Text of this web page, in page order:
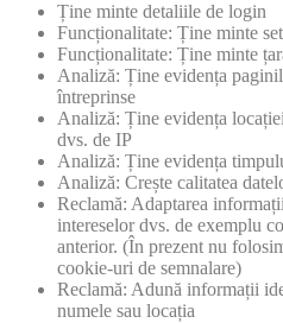
Ține minte detaliile de login
Funcționalitate: Ține minte
Funcționalitate: Ține minte
Analiză: Ține evidența
întreprinse
Analiză: Ține evidența
dvs. de IP
Analiză: Ține evidența
Analiză: Crește calitatea
Reclamă: Adaptarea
intereselor dvs. de exemplu
anterior. (În prezent nu
cookie-uri de semnalare)
Reclamă: Adună informații
numele sau locația